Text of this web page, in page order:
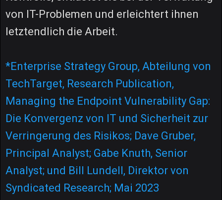
von IT-Problemen und erleichtert ihnen
letztendlich die Arbeit.
*Enterprise Strategy Group, Abteilung von
TechTarget, Research Publication,
Managing the Endpoint Vulnerability Gap:
Die Konvergenz von IT und Sicherheit zur
Verringerung des Risikos; Dave Gruber,
Principal Analyst; Gabe Knuth, Senior
Analyst; und Bill Lundell, Direktor von
Syndicated Research; Mai 2023